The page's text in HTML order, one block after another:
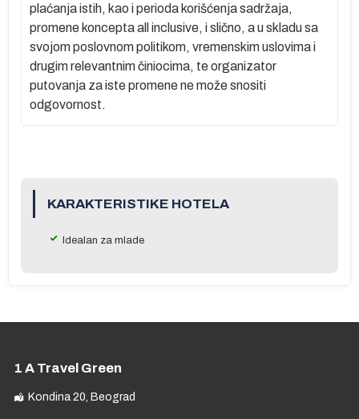
plaćanja istih, kao i perioda korišćenja sadržaja,
promene koncepta all inclusive, i slično, a u skladu sa
svojom poslovnom politikom, vremenskim uslovima i
drugim relevantnim činiocima, te organizator
putovanja za iste promene ne može snositi
odgovornost.
KARAKTERISTIKE HOTELA
Idealan za mlade
1 A Travel Green
Kondina 20, Beograd